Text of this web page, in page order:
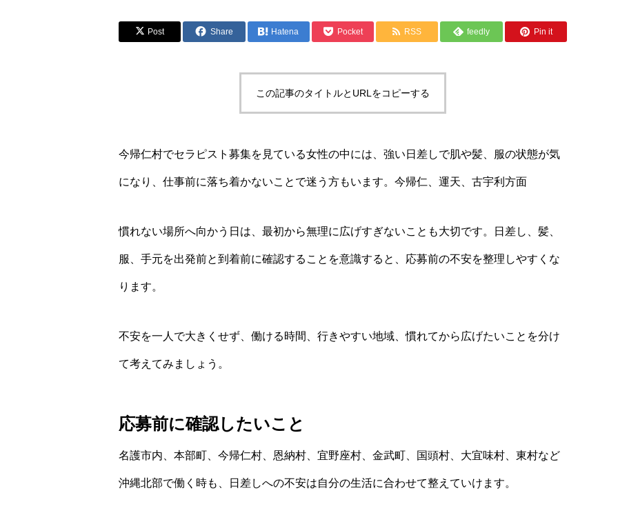
Post Share Hatena Pocket RSS feedly Pin it
この記事のタイトルとURLをコピーする
今帰仁村でセラピスト募集を見ている女性の中には、強い日差しで肌や髪、服の状態が気
になり、仕事前に落ち着かないことで迷う方もいます。今帰仁、運天、古宇利方面
慣れない場所へ向かう日は、最初から無理に広げすぎないことも大切です。日差し、髪、
服、手元を出発前と到着前に確認することを意識すると、応募前の不安を整理しやすくな
ります。
不安を一人で大きくせず、働ける時間、行きやすい地域、慣れてから広げたいことを分け
て考えてみましょう。
応募前に確認したいこと
名護市内、本部町、今帰仁村、恩納村、宜野座村、金武町、国頭村、大宜味村、東村など
沖縄北部で働く時も、日差しへの不安は自分の生活に合わせて整えていけます。